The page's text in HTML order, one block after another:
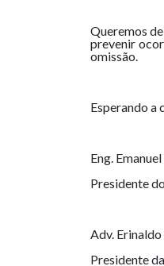
Queremos
prevenir
omissão.
Esperando a
Eng.
Presidente
Adv.
Presidente